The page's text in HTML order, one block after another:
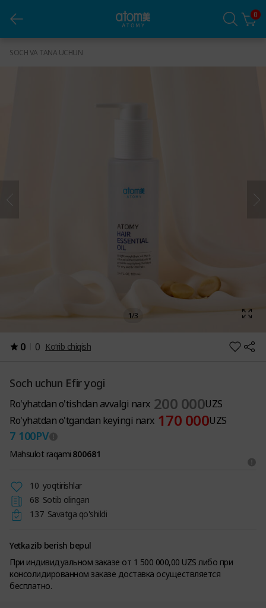
0
SOCH VA TANA UCHUN
1/3
0 0 Ko‘rib chiqish
Soch uchun Efir yogi
Ro'yhatdan o'tishdan avvalgi narx 200 000UZS
Ro'yhatdan o'tgandan keyingi narx 170 000UZS
7 100PV
Mahsulot raqami 800681
10 yoqtirishlar
68 Sotib olingan
137 Savatga qo'shildi
Yetkazib berish bepul
При индивидуальном заказе от 1 500 000,00 UZS либо при
консолидированном заказе доставка осуществляется
бесплатно.